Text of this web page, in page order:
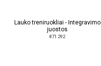
Lauko treniruokliai - Integravimo
juostos
871 292